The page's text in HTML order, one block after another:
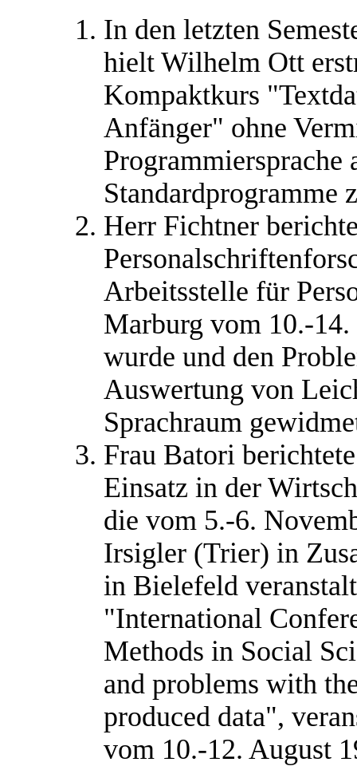
In den letzten
hielt Wilhelm Ott
Kompaktkurs
Anfänger" ohne
Standardprogramme
Herr Fichtner
Arbeitsstelle für
Marburg vom 10.-
wurde und den
Auswertung von
Sprachraum
Frau Batori
Einsatz in der
die vom 5.-6.
Irsigler (Trier) in
in Bielefeld
"International
Methods in Social
and problems with
produced data",
vom 10.-12. August